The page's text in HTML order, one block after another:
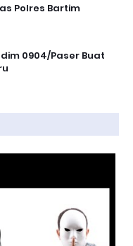
Polres Bartim
0904/Paser Buat